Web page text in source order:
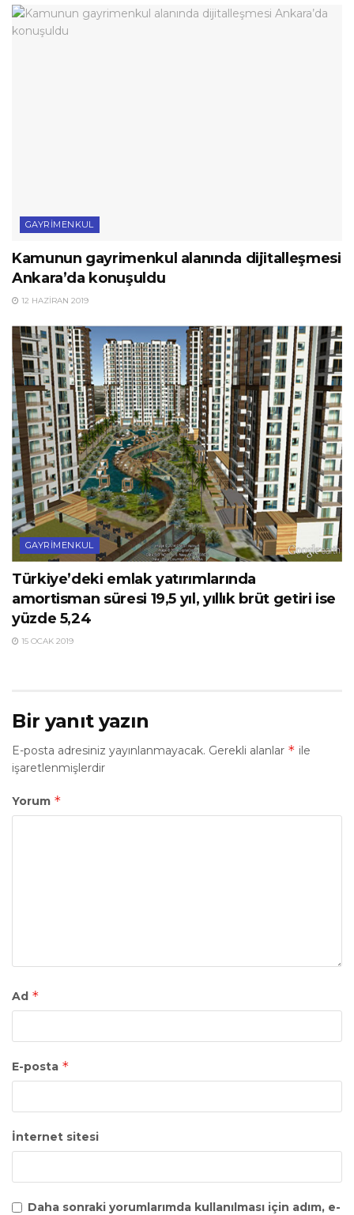
GAYRIMENKUL
Kamunun gayrimenkul alanında dijitalleşmesi
Ankara’da konuşuldu
12 HAZIRAN 2019
GAYRIMENKUL
Türkiye’deki emlak yatırımlarında
amortisman süresi 19,5 yıl, yıllık brüt getiri ise
yüzde 5,24
15 OCAK 2019
Bir yanıt yazın
E-posta adresiniz yayınlanmayacak. Gerekli alanlar * ile
işaretlenmişlerdir
Yorum *
Ad *
E-posta *
İnternet sitesi
Daha sonraki yorumlarımda kullanılması için adım, e-